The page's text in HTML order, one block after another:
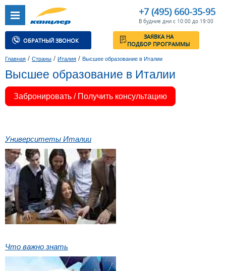
+7 (495) 660-35-95
В будние дни с 10:00 до 19:00
ОБРАТНЫЙ ЗВОНОК
ЗАЯВКА НА
ПОДБОР ПРОГРАММЫ
Главная / Страны / Италия / Высшее образование в Италии
Высшее образование в Италии
Забронировать / Получить консультацию
Университеты Италии
Что важно знать